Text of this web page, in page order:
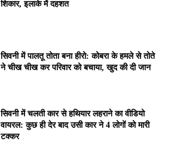
शिकार, इलाके में दहशत
सिवनी में पालतू तोता बना हीरो: कोबरा के हमले से तोते
ने चीख चीख कर परिवार को बचाया, खुद की दी जान
सिवनी में चलती कार से हथियार लहराने का वीडियो
वायरल: कुछ ही देर बाद उसी कार ने 4 लोगों को मारी
टक्कर